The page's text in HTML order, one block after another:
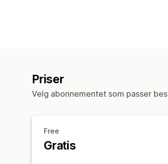
Priser
Velg abonnementet som passer
Free
Gratis